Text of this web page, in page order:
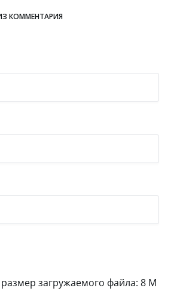
КОММЕНТАРИЯ
загружаемого файла: 8 М